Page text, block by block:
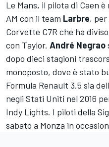
Le Mans, il pilota di Caen
AM con il team Larbre,
Corvette C7R che ha
con Taylor. André Negrao
dopo dieci stagioni
monoposto, dove è stato
Formula Renault 3.5 sia
negli Stati Uniti nel 2016
Indy Lights. I piloti della
sabato a Monza in